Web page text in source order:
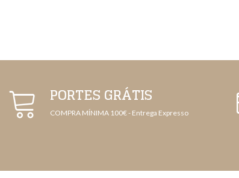
PORTES GRÁTIS
COMPRA MÍNIMA 100€ - Entrega Expresso